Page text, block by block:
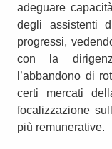
adeguare
degli assistenti
progressi,
con la
l’abbandono di
certi mercati
focalizzazione
più remunerative.